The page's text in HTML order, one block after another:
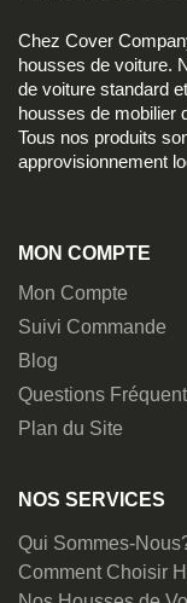
Chez Cover
housses de voiture.
de voiture standard
housses de mobilier
Tous nos produits
approvisionnement
MON COMPTE
Mon Compte
Suivi Commande
Blog
Questions
Plan du Site
NOS SERVICES
Qui Sommes-
Comment Choisir